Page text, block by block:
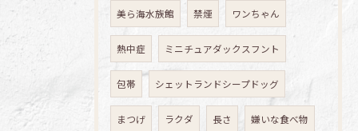
美ら海水族館 禁煙 ワンちゃん
熱中症 ミニチュアダックスフント
包帯 シェットランドシープドッグ
まつげ ラクダ 長さ 嫌いな食べ物